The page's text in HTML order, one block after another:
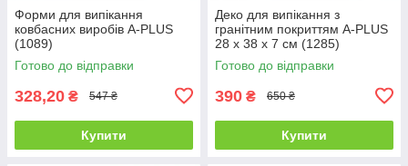
Форми для випікання
ковбасних виробів A-PLUS
(1089)
Готово до відправки
328,20 ₴ 547 ₴
Купити
Деко для випікання з
гранітним покриттям A-PLUS
28 х 38 х 7 см (1285)
Прямокутний
Готово до відправки
390 ₴ 650 ₴
Купити